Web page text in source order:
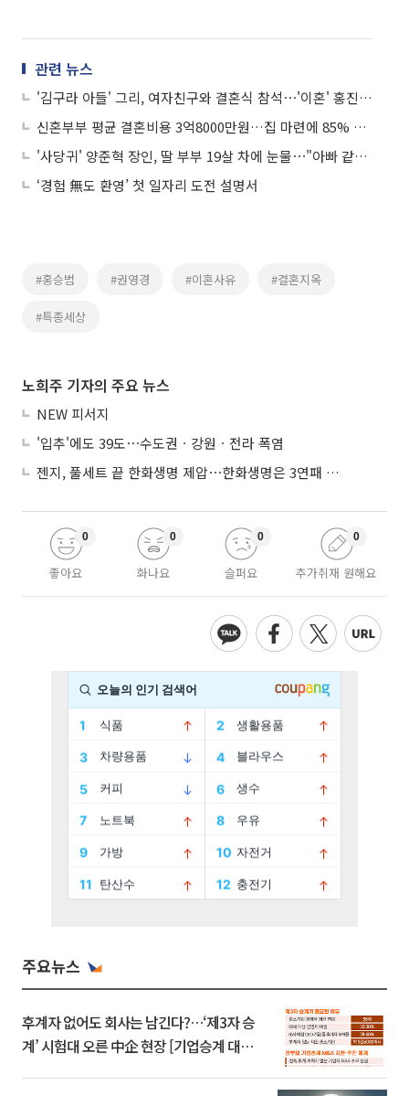
관련 뉴스
'김구라 아들' 그리, 여자친구와 결혼식 참석⋯'이혼' 홍진경 "외로워 죽겠다"
신혼부부 평균 결혼비용 3억8000만원…집 마련에 85% 쓴다
'사당귀' 양준혁 장인, 딸 부부 19살 차에 눈물⋯"아빠 같은 사람이랑 결혼하고 싶냐"
‘경험 無도 환영’ 첫 일자리 도전 설명서
#홍승범 #권영경 #이혼사유 #결혼지옥
#특종세상
노희주 기자의 주요 뉴스
NEW 피서지
'입추'에도 39도⋯수도권ㆍ강원ㆍ전라 폭염
젠지, 풀세트 끝 한화생명 제압⋯한화생명은 3연패 수렁
좋아요
0
화나요
0
슬퍼요
0
추가취재 원해요
0
주요뉴스
후계자 없어도 회사는 남긴다?…‘제3자 승
계’ 시험대 오른 中企 현장 [기업승계 대전